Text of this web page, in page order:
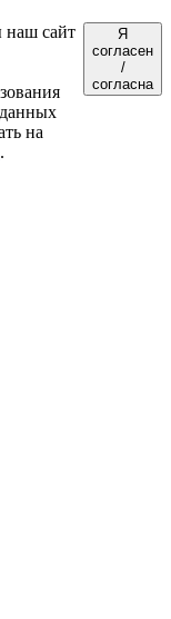
наш сайт
данных
на
.
Я
согласен
/
согласна